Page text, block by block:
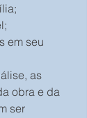
em seu
as
obra e da
ser